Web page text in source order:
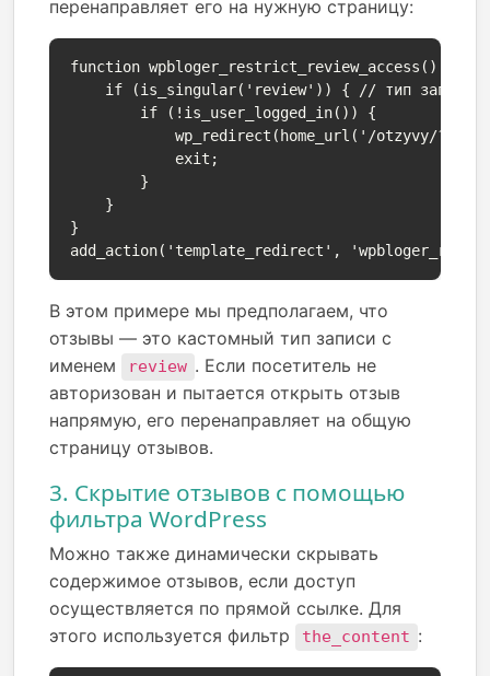
перенаправляет его на нужную страницу:
function wpbloger_restrict_review_access() {
if (is_singular('review')) { // тип записи
        if (!is_user_logged_in()) {
wp_redirect(home_url('/otzyvy/
            exit;
        }
    }
}
add_action('template_redirect',
В этом примере мы предполагаем, что
отзывы — это кастомный тип записи с
именем
review . Если посетитель не
авторизован и пытается открыть отзыв
напрямую, его перенаправляет на общую
страницу отзывов.
3. Скрытие отзывов с помощью
фильтра WordPress
Можно также динамически скрывать
содержимое отзывов, если доступ
осуществляется по прямой ссылке. Для
этого используется фильтр
the_content :